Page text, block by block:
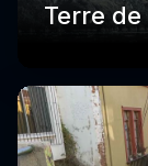
Terre de